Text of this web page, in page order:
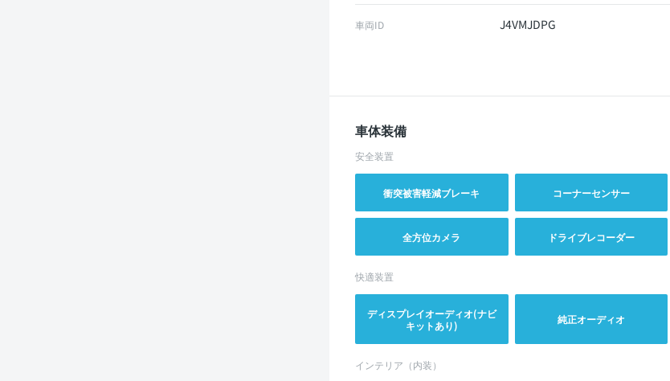
車両ID J4VMJDPG
車体装備
安全装置
衝突被害軽減ブレーキ コーナーセンサー
全方位カメラ ドライブレコーダー
快適装置
ディスプレイオーディオ(ナビ
キットあり)
純正オーディオ
インテリア（内装）